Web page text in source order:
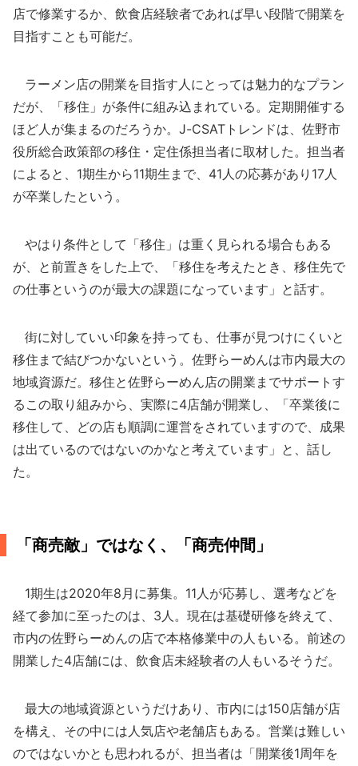
店で修業するか、飲食店経験者であれば早い段階で開業を
目指すことも可能だ。
ラーメン店の開業を目指す人にとっては魅力的なプラン
だが、「移住」が条件に組み込まれている。定期開催する
ほど人が集まるのだろうか。J-CSATトレンドは、佐野市
役所総合政策部の移住・定住係担当者に取材した。担当者
によると、1期生から11期生まで、41人の応募があり17人
が卒業したという。
やはり条件として「移住」は重く見られる場合もある
が、と前置きをした上で、「移住を考えたとき、移住先で
の仕事というのが最大の課題になっています」と話す。
街に対していい印象を持っても、仕事が見つけにくいと
移住まで結びつかないという。佐野らーめんは市内最大の
地域資源だ。移住と佐野らーめん店の開業までサポートす
るこの取り組みから、実際に4店舗が開業し、「卒業後に
移住して、どの店も順調に運営をされていますので、成果
は出ているのではないのかなと考えています」と、話し
た。
「商売敵」ではなく、「商売仲間」
1期生は2020年8月に募集。11人が応募し、選考などを
経て参加に至ったのは、3人。現在は基礎研修を終えて、
市内の佐野らーめんの店で本格修業中の人もいる。前述の
開業した4店舗には、飲食店未経験者の人もいるそうだ。
最大の地域資源というだけあり、市内には150店舗が店
を構え、その中には人気店や老舗店もある。営業は難しい
のではないかとも思われるが、担当者は「開業後1周年を